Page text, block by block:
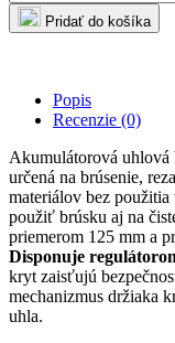
Pridať do košíka
Popis
Recenzie (0)
Akumulátorová
určená na brúsenie,
materiálov bez
použiť brúsku aj na
priemerom 125 mm a
Disponuje
kryt zaisťujú
mechanizmus držiaka
uhla.